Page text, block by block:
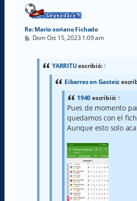
Re: Mario soriano Fichado
M
Dom Oct 15, 2023 1:09 am
YARRITUescribió:↑
Eibarres en Gasteiz
1940escribió: ↑
Pues de momento
quedamos con el
Aunque esto solo